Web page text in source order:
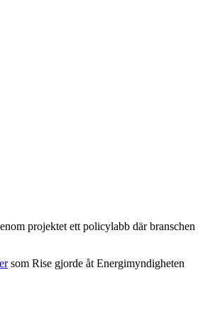
projektet ett policylabb där branschen
som Rise gjorde åt Energimyndigheten